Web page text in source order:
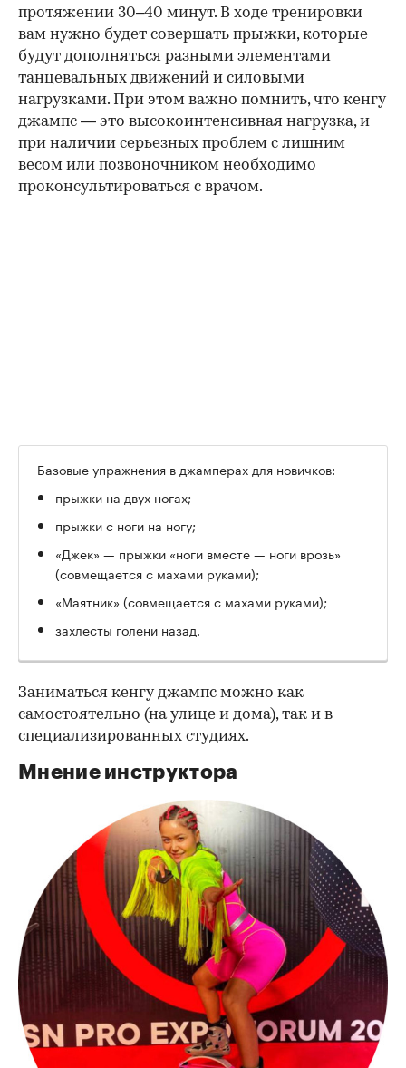
протяжении 30–40 минут. В ходе тренировки
вам нужно будет совершать прыжки, которые
будут дополняться разными элементами
танцевальных движений и силовыми
нагрузками. При этом важно помнить, что кенгу
джампс — это высокоинтенсивная нагрузка, и
при наличии серьезных проблем с лишним
весом или позвоночником необходимо
проконсультироваться с врачом.
Базовые упражнения в джамперах для новичков:
прыжки на двух ногах;
прыжки с ноги на ногу;
«Джек» — прыжки «ноги вместе — ноги врозь»
(совмещается с махами руками);
«Маятник» (совмещается с махами руками);
захлесты голени назад.
Заниматься кенгу джампс можно как
самостоятельно (на улице и дома), так и в
специализированных студиях.
Мнение инструктора